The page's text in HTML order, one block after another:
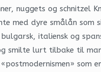
nuggets og schnitzel
med dyre smålån som
italiensk og
smilte lurt tilbake til
som